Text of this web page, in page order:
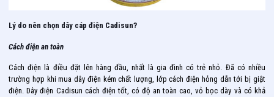
Lý do nên chọn dây cáp điện Cadisun?
Cách điện an toàn
Cách điện là điều đặt lên hàng đầu, nhất là gia đình có trẻ nhỏ. Đã có nhiều
trường hợp khi mua dây điện kém chất lượng, lớp cách điện hỏng dẫn tới bị giật
điện. Dây điện Cadisun cách điện tốt, có độ an toàn cao, vỏ bọc dày và có khả